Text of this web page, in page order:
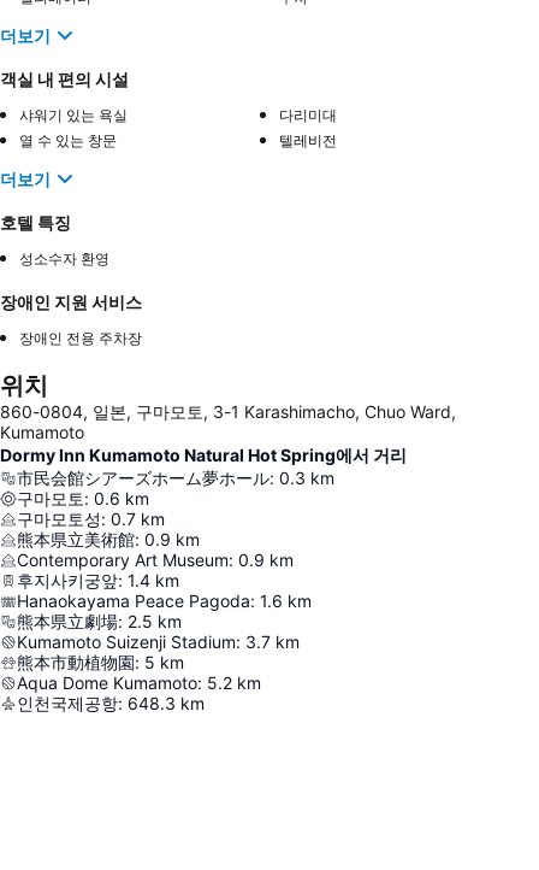
더보기
객실 내 편의 시설
샤워기 있는 욕실
다리미대
열 수 있는 창문
텔레비전
더보기
호텔 특징
성소수자 환영
장애인 지원 서비스
장애인 전용 주차장
위치
860-0804, 일본, 구마모토, 3-1 Karashimacho, Chuo Ward,
Kumamoto
Dormy Inn Kumamoto Natural Hot Spring에서 거리
市民会館シアーズホーム夢ホール: 0.3 km
구마모토: 0.6 km
구마모토성: 0.7 km
熊本県立美術館: 0.9 km
Contemporary Art Museum: 0.9 km
후지사키궁앞: 1.4 km
Hanaokayama Peace Pagoda: 1.6 km
熊本県立劇場: 2.5 km
Kumamoto Suizenji Stadium: 3.7 km
熊本市動植物園: 5 km
Aqua Dome Kumamoto: 5.2 km
인천국제공항: 648.3 km